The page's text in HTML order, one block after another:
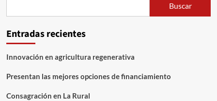
Buscar
Entradas recientes
Innovación en agricultura regenerativa
Presentan las mejores opciones de financiamiento
Consagración en La Rural